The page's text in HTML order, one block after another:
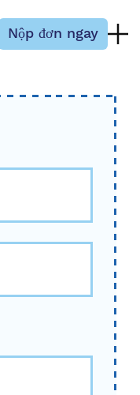
Nộp đơn ngay